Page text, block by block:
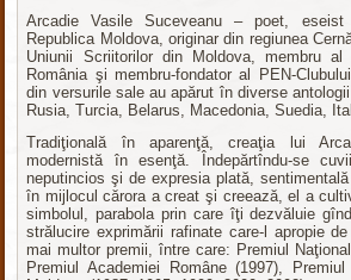
Arcadie Vasile Suceveanu – poet,
Republica Moldova, originar din regiunea
Uniunii Scriitorilor din Moldova, membru al
România şi membru-fondator al PEN-
din versurile sale au apărut în diverse
Rusia, Turcia, Belarus, Macedonia, Suedia,
Tradiţională în aparenţă, creaţia lui
modernistă în esenţă. Îndepărtîndu-se
neputincios şi de expresia plată,
în mijlocul cărora a creat şi creează, el a
simbolul, parabola prin care îţi dezvăluie
strălucire exprimării rafinate care-l apropie
mai multor premii, între care: Premiul
Premiul Academiei Române (1997),